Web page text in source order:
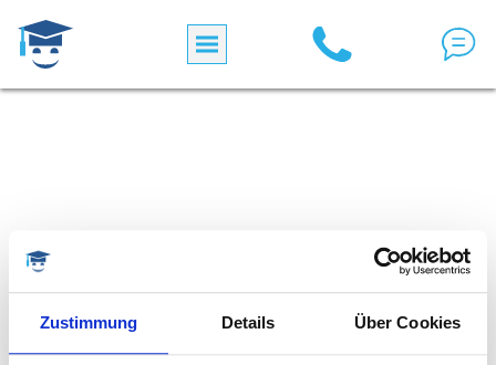
Zustimmung Details Über Cookies